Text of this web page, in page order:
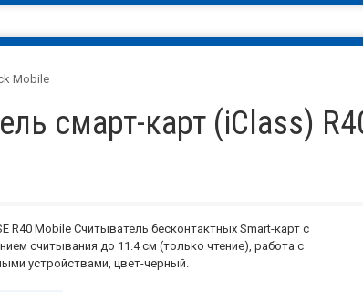
Mobile
смарт-карт (iClass)
R40 Mobile Считыватель бесконтактных Smart-карт с
считывания до 11.4 см (только чтение), работа с
устройствами, цвет-черный.